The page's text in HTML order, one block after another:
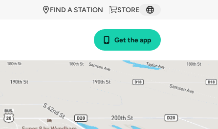
STORE
FIND A STATION
Get the app